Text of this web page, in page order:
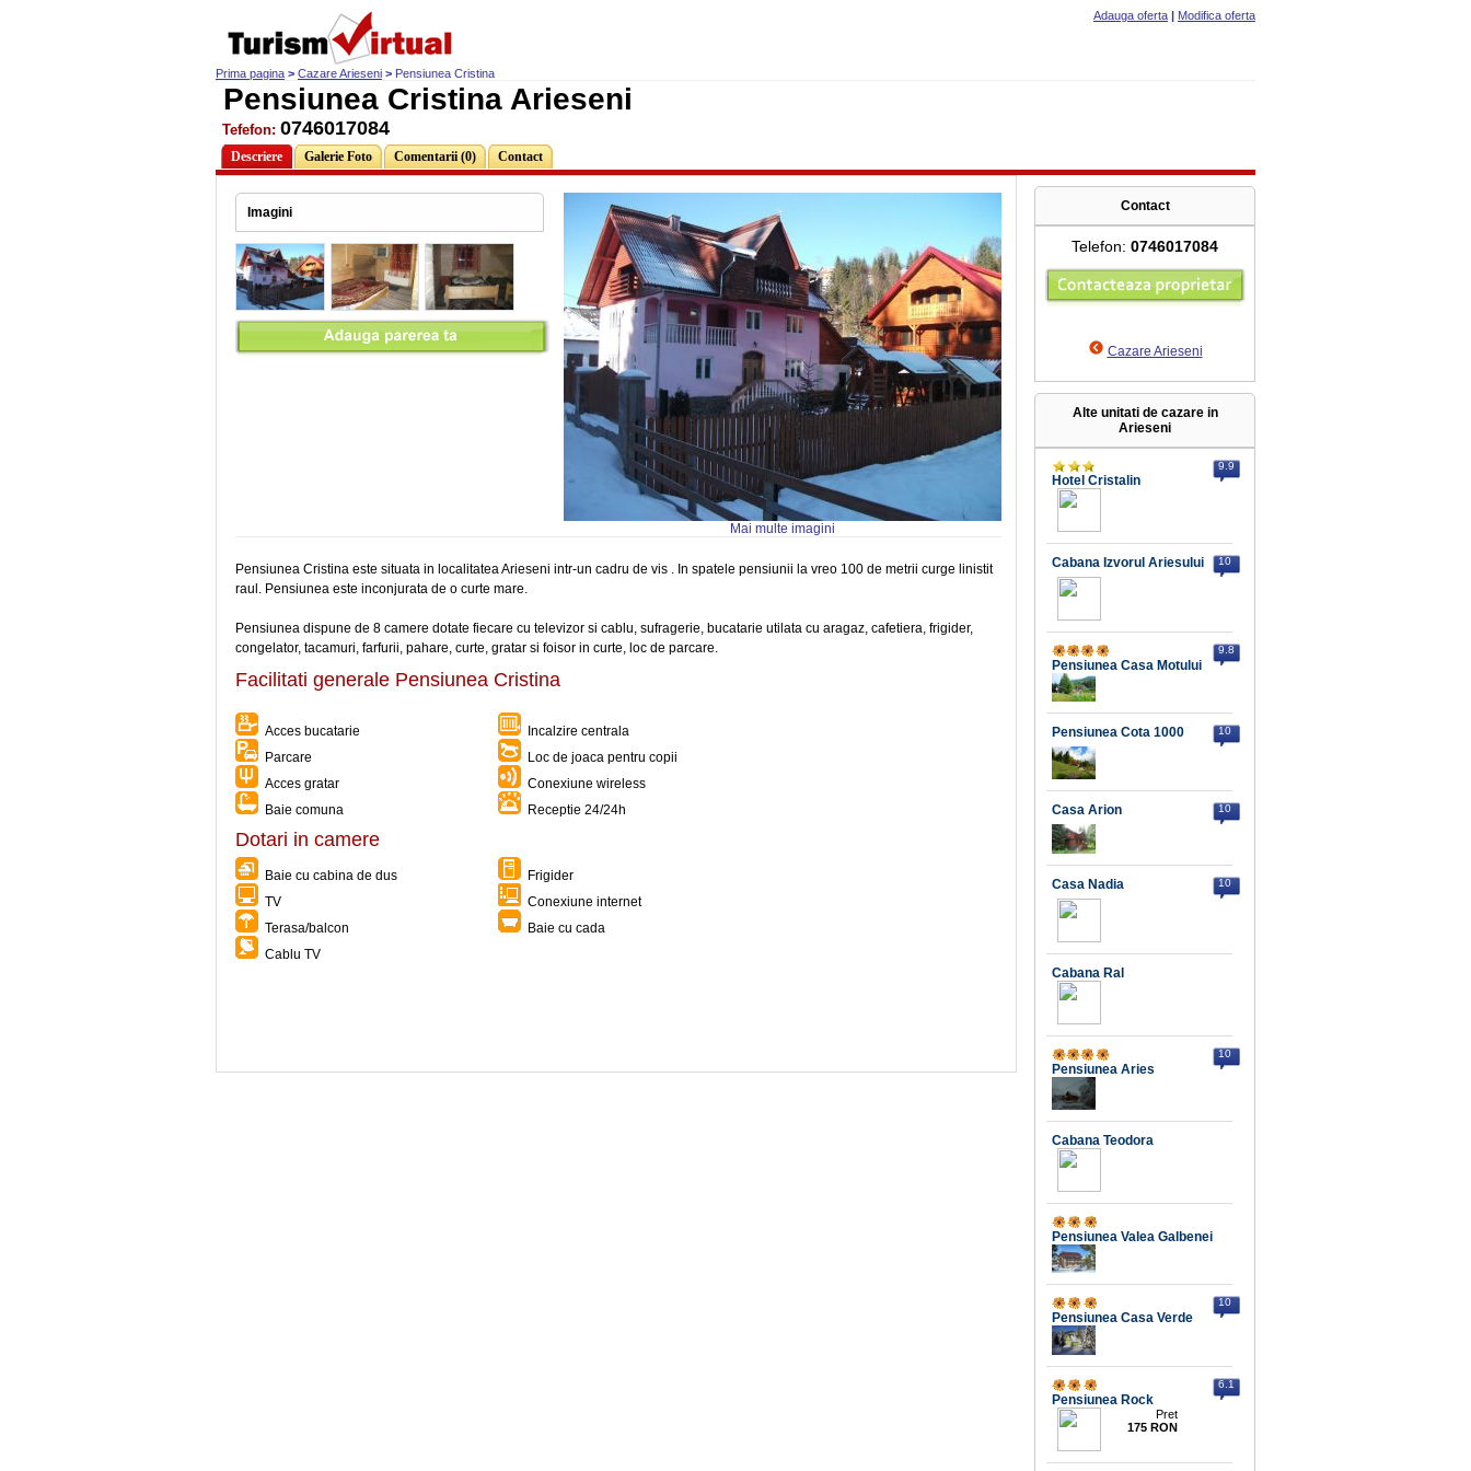
Prima pagina > Cazare Arieseni > Pensiunea Cristina
Adauga oferta | Modifica oferta
Pensiunea Cristina Arieseni
Tefefon: 0746017084
Descriere Galerie Foto Comentarii (0) Contact
Imagini
Mai multe imagini
Pensiunea Cristina este situata in localitatea Arieseni intr-un cadru de vis . In spatele pensiunii la vreo 100 de metrii curge linistit
raul. Pensiunea este inconjurata de o curte mare.
Pensiunea dispune de 8 camere dotate fiecare cu televizor si cablu, sufragerie, bucatarie utilata cu aragaz, cafetiera, frigider,
congelator, tacamuri, farfurii, pahare, curte, gratar si foisor in curte, loc de parcare.
Facilitati generale Pensiunea Cristina
Acces bucatarie
Incalzire centrala
Parcare
Loc de joaca pentru copii
Acces gratar
Conexiune wireless
Baie comuna
Receptie 24/24h
Dotari in camere
Baie cu cabina de dus
Frigider
TV
Conexiune internet
Terasa/balcon
Baie cu cada
Cablu TV
Contact
Telefon: 0746017084
Cazare Arieseni
Alte unitati de cazare in
Arieseni
Hotel Cristalin
9.9
Cabana Izvorul Ariesului 10
Pensiunea Casa Motului
9.8
Pensiunea Cota 1000 10
Casa Arion 10
Casa Nadia 10
Cabana Ral
Pensiunea Aries
10
Cabana Teodora
Pensiunea Valea Galbenei
Pensiunea Casa Verde
10
Pensiunea Rock
6.1
Pret
175 RON